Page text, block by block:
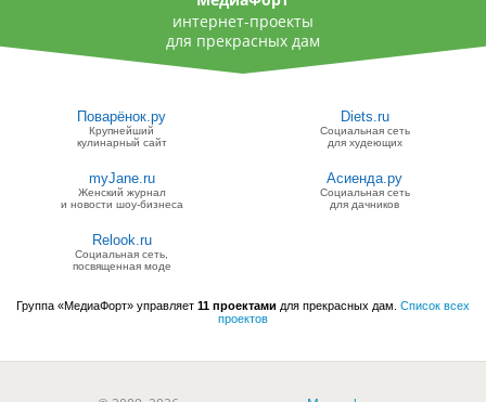
интернет-проекты
для прекрасных дам
Поварёнок.ру
Крупнейший
кулинарный сайт
Diets.ru
Социальная сеть
для худеющих
myJane.ru
Женский журнал
и новости шоу-бизнеса
Асиенда.ру
Социальная сеть
для дачников
Relook.ru
Социальная сеть,
посвященная моде
Группа «МедиаФорт» управляет 11 проектами для прекрасных дам. Список всех
проектов